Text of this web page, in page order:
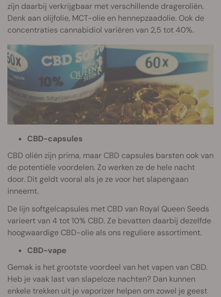
zijn daarbij verkrijgbaar met verschillende drageroliën.
Denk aan olijfolie, MCT-olie en hennepzaadolie. Ook de
concentraties cannabidiol variëren van 2,5 tot 40%.
CBD-capsules
CBD oliën zijn prima, maar CBD capsules barsten ook van
de potentiële voordelen. Zo werken ze de hele nacht
door. Dit geldt vooral als je ze voor het slapengaan
inneemt.
De lijn softgelcapsules met CBD van Royal Queen Seeds
varieert van 4 tot 10% CBD. Ze bevatten daarbij dezelfde
hoogwaardige CBD-olie als ons reguliere assortiment.
CBD-vape
Gemak is het grootste voordeel van het vapen van CBD.
Heb je vaak last van slapeloze nachten? Dan kunnen
enkele trekken uit je vaporizer helpen om zowel je geest